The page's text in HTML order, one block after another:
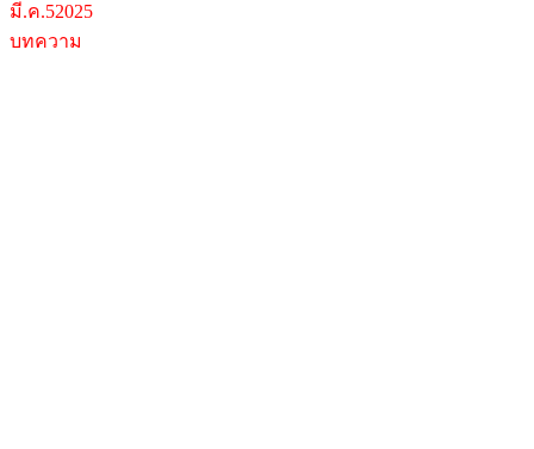
มี.ค.52025
บทความ